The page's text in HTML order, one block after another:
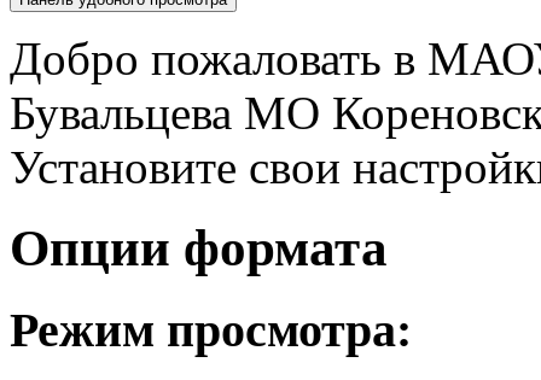
Добро пожаловать в
Бувальцева МО
Установите свои
Опции формата
Режим просмотра: